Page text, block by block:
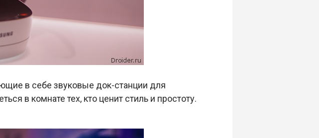
в себе звуковые док-станции для
в комнате тех, кто ценит стиль и простоту.